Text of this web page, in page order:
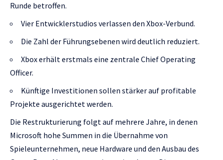
Runde betroffen.
Vier Entwicklerstudios verlassen den Xbox-Verbund.
Die Zahl der Führungsebenen wird deutlich reduziert.
Xbox erhält erstmals eine zentrale Chief Operating
Officer.
Künftige Investitionen sollen stärker auf profitable
Projekte ausgerichtet werden.
Die Restrukturierung folgt auf mehrere Jahre, in denen
Microsoft hohe Summen in die Übernahme von
Spieleunternehmen, neue Hardware und den Ausbau des